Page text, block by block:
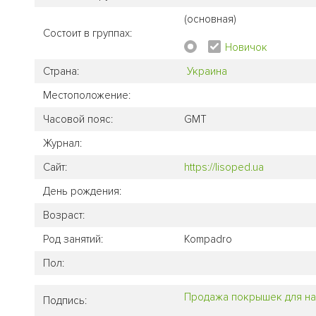
Состоит в группах:
(основная)
Новичок
Страна:
Украина
Местоположение:
Часовой пояс:
GMT
Журнал:
Сайт:
https://lisoped.ua
День рождения:
Возраст:
Род занятий:
Kompadro
Пол:
Подпись: Продажа покрышек для